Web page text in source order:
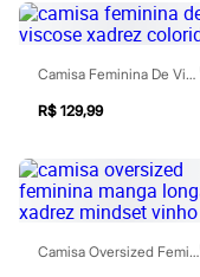
Moda íntima
Cuecas
Pijamas
Moda praia
Personagens
Blusas e Camisetas
Calças
Camisas
Casacos e Jaquetas
Jeans
Camisa Feminina De Viscose Xadrez Colorida
R$ 129,99
Camisa Oversized Feminina Manga Longa Xadrez Mindset Vinho